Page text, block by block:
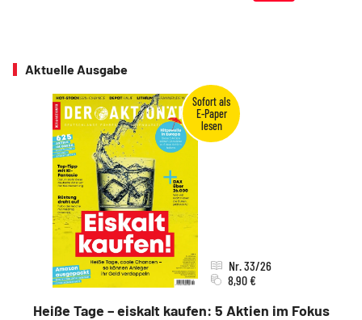
Aktuelle Ausgabe
Heiße Tage – eiskalt kaufen: 5 Aktien im Fokus
Nr. 33/26
8,90 €